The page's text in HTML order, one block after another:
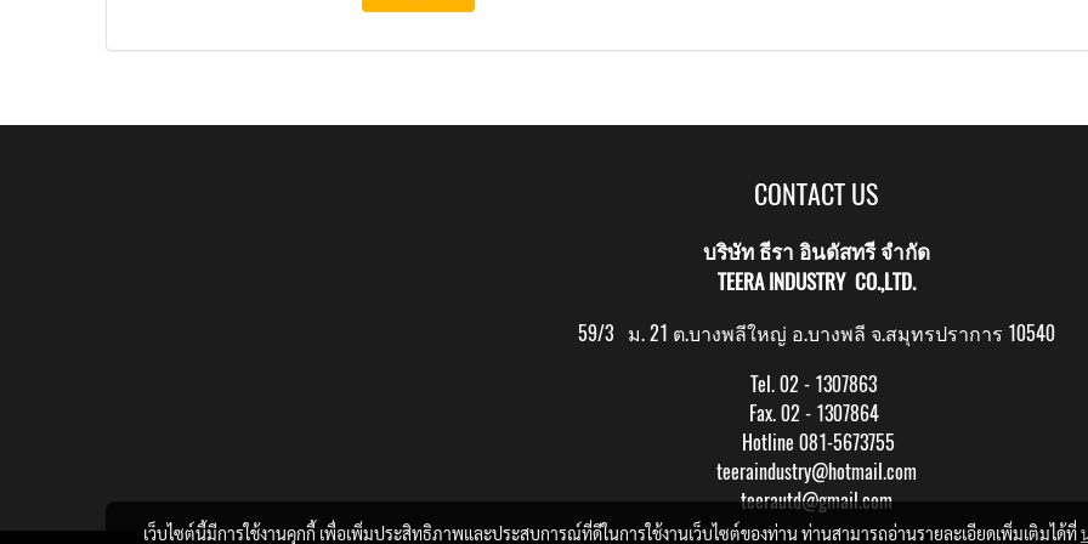
CONTACT US
บริษัท ธีรา อินดัสทรี จำกัด
TEERA INDUSTRY CO.,LTD.
59/3 ม. 21 ต.บางพลีใหญ่ อ.บางพลี จ.สมุทรปราการ 10540
Tel. 02 - 1307863
Fax. 02 - 1307864
Hotline 081-5673755
teeraindustry@hotmail.com
teerautd@gmail.com
เว็บไซต์นี้มีการใช้งานคุกกี้ เพื่อเพิ่มประสิทธิภาพและประสบการณ์ที่ดีในการใช้งานเว็บไซต์ของท่าน ท่านสามารถอ่านรายละเอียดเพิ่มเติมได้ที่